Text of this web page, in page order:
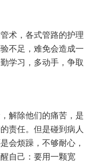
术，各式管路的护理
不足，难免会造成一
学习，多动手，争取
解除他们的痛苦，是
责任。但是碰到病人
会烦躁，不够耐心，
自己：要用一颗宽